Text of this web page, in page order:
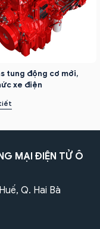
tung động cơ mới,
xe điện
MẠI ĐIỆN TỬ Ô
Q. Hai Bà